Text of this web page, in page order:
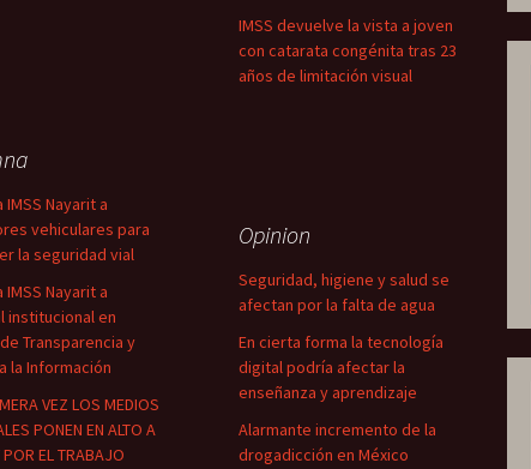
IMSS devuelve la vista a joven
con catarata congénita tras 23
años de limitación visual
IMSS Nayarit a
vehiculares para
la seguridad vial
IMSS Nayarit a
institucional en
Transparencia y
la Información
VEZ LOS MEDIOS
PONEN EN ALTO A
POR EL TRABAJO
Opinion
Seguridad, higiene y salud se
afectan por la falta de agua
En cierta forma la tecnología
digital podría afectar la
enseñanza y aprendizaje
Alarmante incremento de la
drogadicción en México